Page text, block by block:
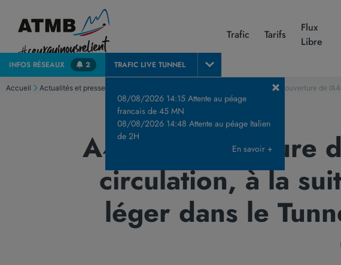
Trafic Tarifs
Flux
Libre
INFOS RÉSEAUX 2 TRAFIC LIVE TUNNEL
08/08/2026 14:15 Attente au péage
francais de 45 MN
08/08/2026 14:48 Attente au péage Italien
de 2H
En savoir +
Accueil Actualités et presse A40 – Réouverture de
A40 - Réouverture
circulation, à la
léger dans le